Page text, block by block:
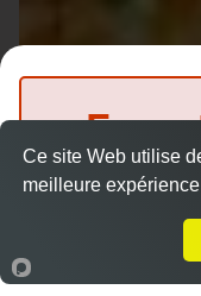
Accueil
Ce site Web utilise
meilleure